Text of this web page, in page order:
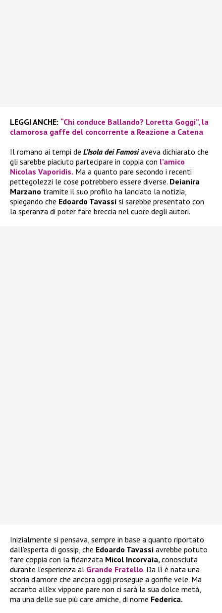
LEGGI ANCHE: “Chi conduce Ballando? Loretta Goggi”, la
clamorosa gaffe del concorrente a Reazione a Catena
Il romano ai tempi de L’Isola dei Famosiaveva dichiarato che
gli sarebbe piaciuto partecipare in coppia con l’amico
Nicolas Vaporidis. Ma a quanto pare secondo i recenti
pettegolezzi le cose potrebbero essere diverse. Deianira
Marzano tramite il suo profilo ha lanciato la notizia,
spiegando che Edoardo Tavassi si sarebbe presentato con
la speranza di poter fare breccia nel cuore degli autori.
Inizialmente si pensava, sempre in base a quanto riportato
dall’esperta di gossip, che Edoardo Tavassi avrebbe potuto
fare coppia con la fidanzata Micol Incorvaia, conosciuta
durante l’esperienza al Grande Fratello. Da lì è nata una
storia d’amore che ancora oggi prosegue a gonfie vele. Ma
accanto all’ex vippone pare non ci sarà la sua dolce metà,
ma una delle sue più care amiche, di nome Federica.